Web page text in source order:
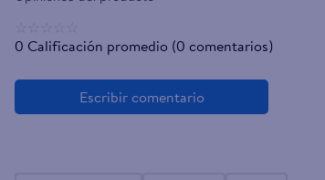
0 Calificación promedio (0 comentarios)